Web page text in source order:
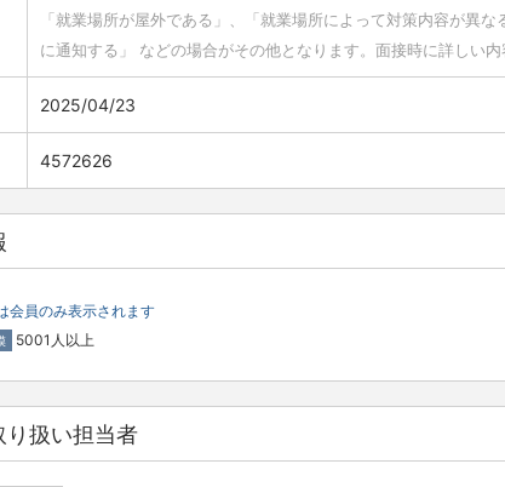
「就業場所が屋外である」、「就業場所によって対策内容が異
に通知する」 などの場合がその他となります。面接時に詳しい
2025/04/23
4572626
会員のみ表示されます
5001人以上
り扱い担当者